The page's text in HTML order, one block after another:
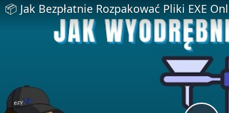
u
l